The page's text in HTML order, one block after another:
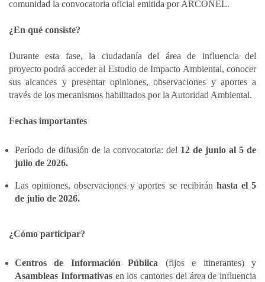
comunidad la convocatoria oficial emitida por ARCONEL.
¿En qué consiste?
Durante esta fase, la ciudadanía del área de influencia del
proyecto podrá acceder al Estudio de Impacto Ambiental, conocer
sus alcances y presentar opiniones, observaciones y aportes a
través de los mecanismos habilitados por la Autoridad Ambiental.
Fechas importantes
Período de difusión de la convocatoria: del 12 de junio al 5 de
julio de 2026.
Las opiniones, observaciones y aportes se recibirán hasta el 5
de julio de 2026.
¿Cómo participar?
Centros de Información Pública (fijos e itinerantes) y
Asambleas Informativasen los cantones del área de influencia